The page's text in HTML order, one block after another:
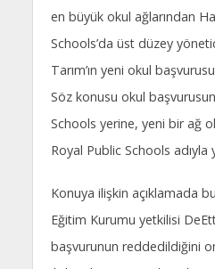
en büyük okul ağlarından
Schools’da üst düzey
Tarım’ın yeni okul
Söz konusu okul
Schools yerine, yeni bir ağ
Royal Public Schools adıyla
Konuya ilişkin açıklamada
Eğitim Kurumu yetkilisi
başvurunun reddedildiğini